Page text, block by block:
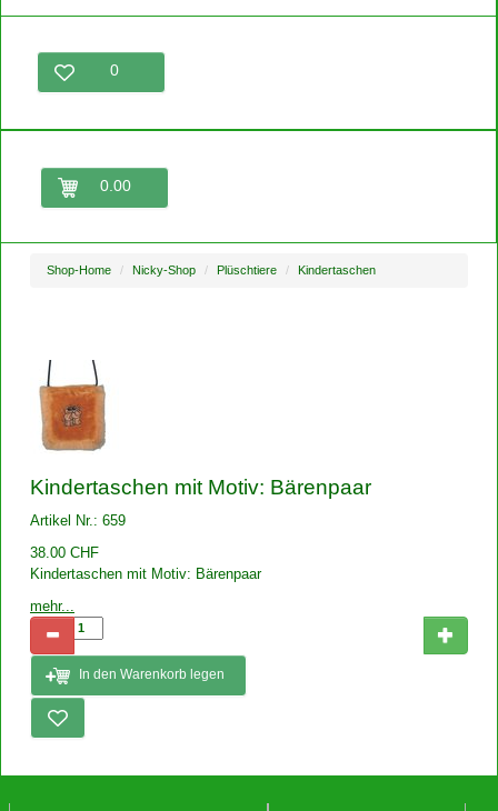
0
0.00
Shop-Home Nicky-Shop Plüschtiere Kindertaschen
Kindertaschen mit Motiv: Bärenpaar
Artikel Nr.: 659
38.00 CHF
Kindertaschen mit Motiv: Bärenpaar
mehr...
In den Warenkorb legen